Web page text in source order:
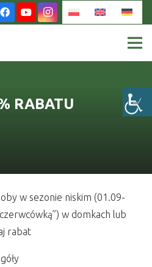
RABATU
w sezonie niskim (01.09-
w domkach lub
rabat